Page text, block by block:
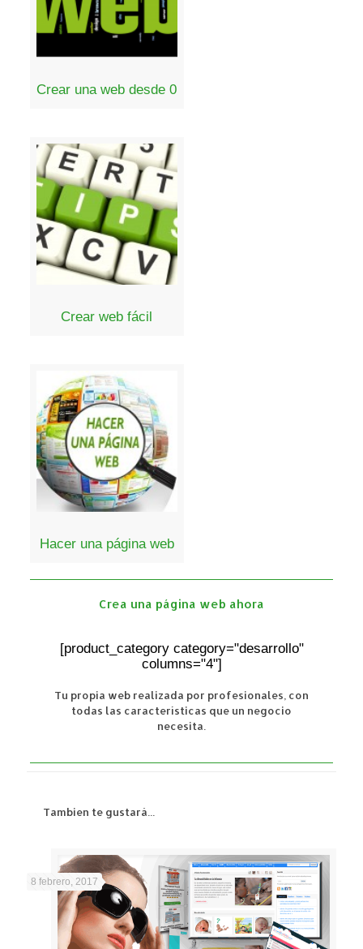
Crear una web desde 0
Crear web fácil
Hacer una página web
Crea una página web ahora
[product_category category="desarrollo"
columns="4"]
Tu propia web realizada por profesionales, con
todas las características que un negocio
necesita.
Tambien te gustará...
8 febrero, 2017